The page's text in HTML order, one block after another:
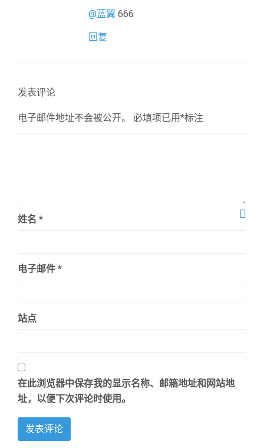
@蓝翼 666
回复
发表评论
电子邮件地址不会被公开。 必填项已用*标注
姓名 *
电子邮件 *
站点
在此浏览器中保存我的显示名称、邮箱地址和网站地
址，以便下次评论时使用。